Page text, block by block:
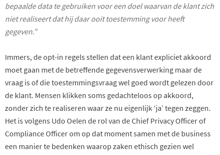
bepaalde data te gebruiken voor een doel waarvan de klant zich
niet realiseert dat hij daar ooit toestemming voor heeft
gegeven.”
Immers, de opt-in regels stellen dat een klant expliciet akkoord
moet gaan met de betreffende gegevensverwerking maar de
vraag is of die toestemmingsvraag wel goed wordt gelezen door
de klant. Mensen klikken soms gedachteloos op akkoord,
zonder zich te realiseren waar ze nu eigenlijk ‘ja’ tegen zeggen.
Het is volgens Udo Oelen de rol van de Chief Privacy Officer of
Compliance Officer om op dat moment samen met de business
een manier te bedenken waarop zaken ethisch gezien wel